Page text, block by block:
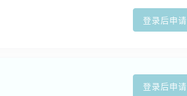
登录后申请
登录后申请